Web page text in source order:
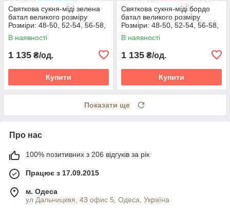
Святкова сукня-міді зелена
батал великого розміру
Розміри: 48-50, 52-54, 56-58,
60-62
В наявності
1 135 ₴/од.
Купити
Святкова сукня-міді бордо
батал великого розміру
Розміри: 48-50, 52-54, 56-58,
60-62
В наявності
1 135 ₴/од.
Купити
Показати ще
Про нас
100% позитивних з 206 відгуків за рік
Працює з 17.09.2015
м. Одеса
ул Дальницкая, 43 офис 5, Одеса, Україна